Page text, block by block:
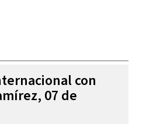
con
07 de